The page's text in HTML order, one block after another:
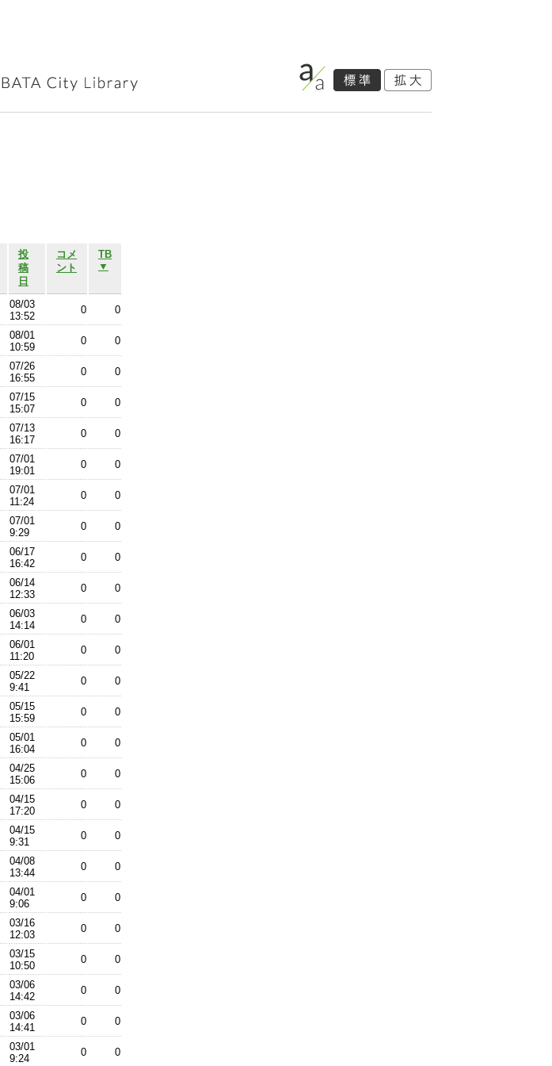
投
稿
日
コメ
ント
TB
▼
08/03
13:52
0 0
08/01
10:59
0 0
07/26
16:55
0 0
07/15
15:07
0 0
07/13
16:17
0 0
07/01
19:01
0 0
07/01
11:24
0 0
07/01
9:29
0 0
06/17
16:42
0 0
06/14
12:33
0 0
06/03
14:14
0 0
06/01
11:20
0 0
05/22
9:41
0 0
05/15
15:59
0 0
05/01
16:04
0 0
04/25
15:06
0 0
04/15
17:20
0 0
04/15
9:31
0 0
04/08
13:44
0 0
04/01
9:06
0 0
03/16
12:03
0 0
03/15
10:50
0 0
03/06
14:42
0 0
03/06
14:41
0 0
03/01
9:24
0 0